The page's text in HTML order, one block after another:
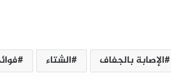
الإصابة بالجفاف الشتاء